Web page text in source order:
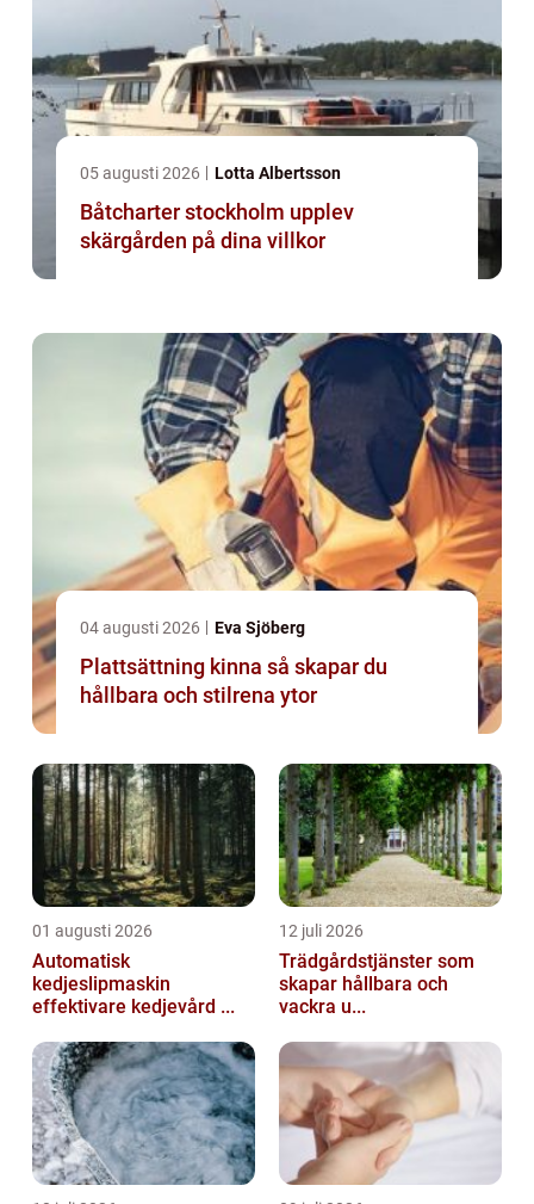
05 augusti 2026 Lotta Albertsson
Båtcharter stockholm upplev
skärgården på dina villkor
04 augusti 2026 Eva Sjöberg
Plattsättning kinna så skapar du
hållbara och stilrena ytor
01 augusti 2026
Automatisk
kedjeslipmaskin
effektivare kedjevård ...
12 juli 2026
Trädgårdstjänster som
skapar hållbara och
vackra u...